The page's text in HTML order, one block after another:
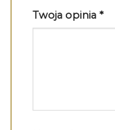
Twoja opinia *